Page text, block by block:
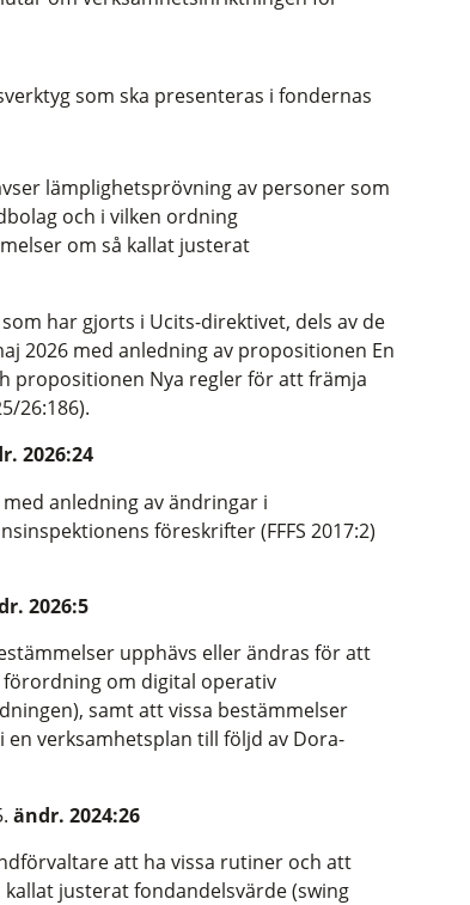
som ska presenteras i fondernas
lämplighetsprövning av personer som
och i vilken ordning
om så kallat justerat
har gjorts i Ucits-direktivet, dels av de
2026 med anledning av propositionen En
propositionen Nya regler för att främja
26:186).
2026:24
anledning av ändringar i
föreskrifter (FFFS 2017:2)
2026:5
upphävs eller ändras för att
om digital operativ
samt att vissa bestämmelser
verksamhetsplan till följd av Dora-
ändr. 2024:26
att ha vissa rutiner och att
justerat fondandelsvärde (swing